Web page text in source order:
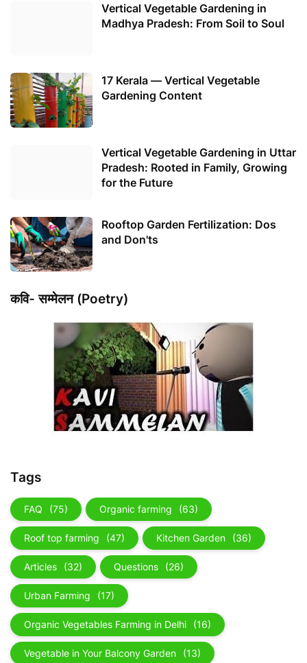
Vertical Vegetable Gardening in
Madhya Pradesh: From Soil to Soul
17 Kerala — Vertical Vegetable
Gardening Content
Vertical Vegetable Gardening in Uttar
Pradesh: Rooted in Family, Growing
for the Future
Rooftop Garden Fertilization: Dos
and Don'ts
कवि- सम्मेलन (Poetry)
Tags
FAQ (75) Organic farming (63)
Roof top farming (47) Kitchen Garden (36)
Articles (32) Questions (26)
Urban Farming (17)
Organic Vegetables Farming in Delhi (16)
Vegetable in Your Balcony Garden (13)